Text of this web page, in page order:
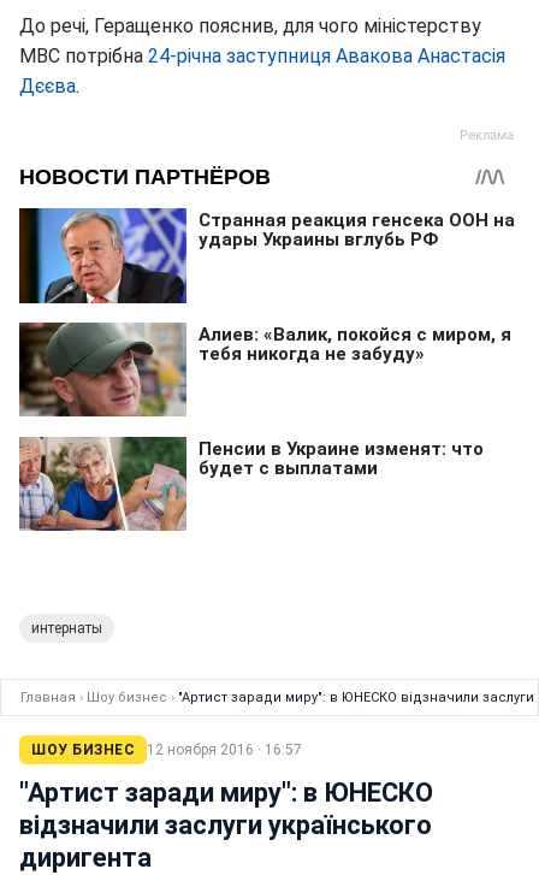
До речі, Геращенко пояснив, для чого міністерству
МВС потрібна 24-річна заступниця Авакова Анастасія
Дєєва.
интернаты
Главная › Шоу бизнес › "Артист заради миру": в ЮНЕСКО відзначили заслуги
ШОУ БИЗНЕС 12 ноября 2016 · 16:57
"Артист заради миру": в ЮНЕСКО
відзначили заслуги українського
диригента